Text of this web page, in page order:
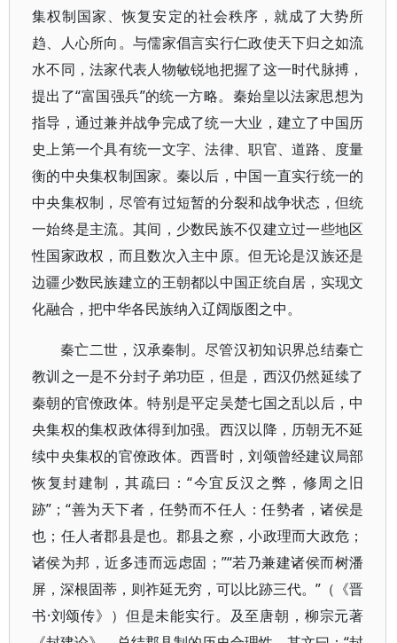
集权制国家、恢复安定的社会秩序，就成了大势所
趋、人心所向。与儒家倡言实行仁政使天下归之如流
水不同，法家代表人物敏锐地把握了这一时代脉搏，
提出了“富国强兵”的统一方略。秦始皇以法家思想为
指导，通过兼并战争完成了统一大业，建立了中国历
史上第一个具有统一文字、法律、职官、道路、度量
衡的中央集权制国家。秦以后，中国一直实行统一的
中央集权制，尽管有过短暂的分裂和战争状态，但统
一始终是主流。其间，少数民族不仅建立过一些地区
性国家政权，而且数次入主中原。但无论是汉族还是
边疆少数民族建立的王朝都以中国正统自居，实现文
化融合，把中华各民族纳入辽阔版图之中。
秦亡二世，汉承秦制。尽管汉初知识界总结秦亡
教训之一是不分封子弟功臣，但是，西汉仍然延续了
秦朝的官僚政体。特别是平定吴楚七国之乱以后，中
央集权的集权政体得到加强。西汉以降，历朝无不延
续中央集权的官僚政体。西晋时，刘颂曾经建议局部
恢复封建制，其疏曰：“今宜反汉之弊，修周之旧
跡”；“善为天下者，任勢而不任人：任勢者，诸侯是
也；任人者郡县是也。郡县之察，小政理而大政危；
诸侯为邦，近多违而远虑固；”“若乃兼建诸侯而树潘
屏，深根固蒂，则祚延无穷，可以比跡三代。”（《晋
书·刘颂传》）但是未能实行。及至唐朝，柳宗元著